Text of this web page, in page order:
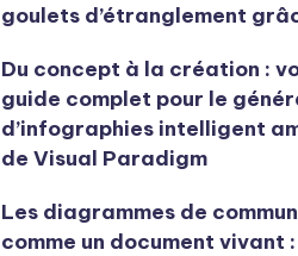
goulets d’étranglement
Du concept à la création :
guide complet pour le
d’infographies intelligent
de Visual Paradigm
Les diagrammes de
comme un document vivant